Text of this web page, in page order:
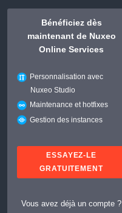
Bénéficiez dès
maintenant de Nuxeo
Online Services
Personnalisation avec
Nuxeo Studio
Maintenance et hotfixes
Gestion des instances
ESSAYEZ-LE
GRATUITEMENT
Vous avez déjà un compte ?